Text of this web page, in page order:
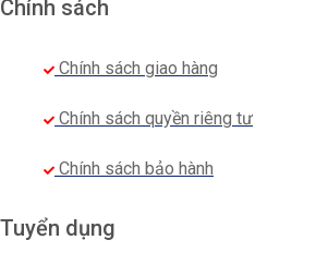
Chính sách
Chính sách giao hàng
Chính sách quyền riêng tư
Chính sách bảo hành
Tuyển dụng